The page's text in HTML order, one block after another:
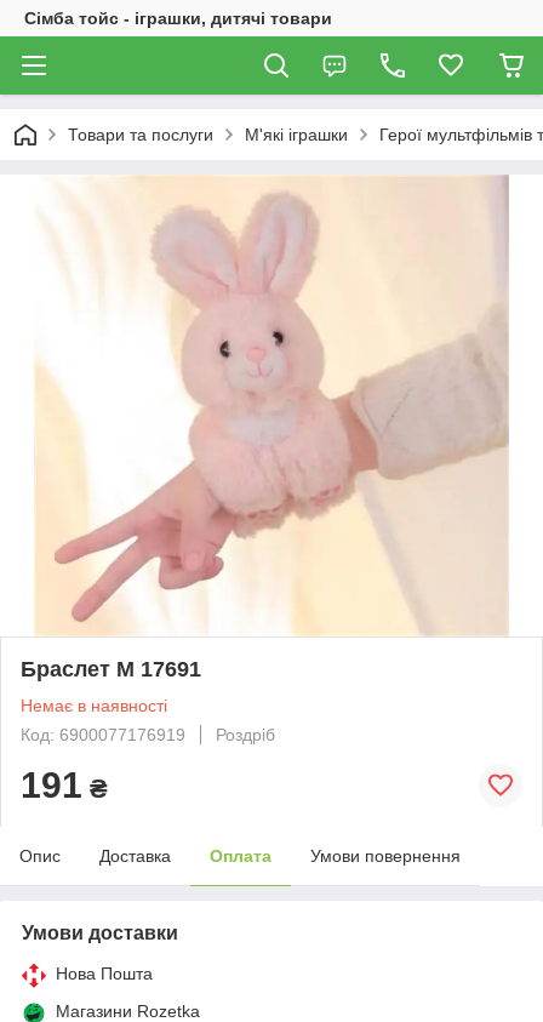
Сімба тойс - іграшки, дитячі товари
Товари та послуги М'які іграшки Герої мультфільмів
Браслет M 17691
Немає в наявності
Код: 6900077176919
Роздріб
191 ₴
Опис Доставка Оплата Умови повернення
Умови доставки
Нова Пошта
Магазини Rozetka